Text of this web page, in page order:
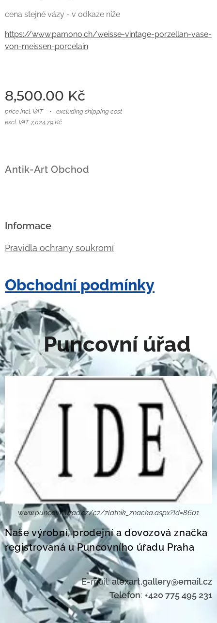
cena stejné vázy - v odkaze níže
https://www.pamono.ch/weisse-vintage-porzellan-vase-
von-meissen-porcelain
8,500.00 Kč
price incl. VAT
excluding shipping cost
excl. VAT 7,024.79 Kč
Antik-Art Obchod
Informace
Pravidla ochrany soukromí
Obchodní podmínky
Puncovní úřad
www.puncovniurad.cz/cz/zlatnik_znacka.aspx?Id=8601
Naše výrobní, prodejní a dovozová značka
registrovaná u Puncovního úřadu Praha
E-mail:alexart.gallery@email.cz
Telefon: +420 775 495 231